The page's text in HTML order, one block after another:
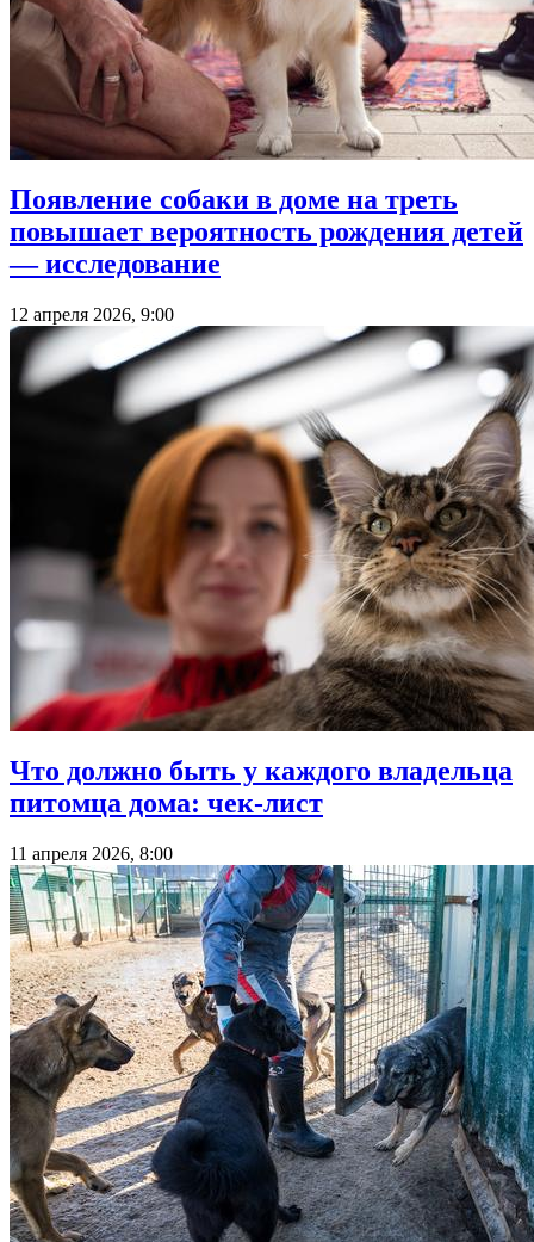
Появление собаки в доме на треть
повышает вероятность рождения детей
— исследование
12 апреля 2026, 9:00
Что должно быть у каждого владельца
питомца дома: чек-лист
11 апреля 2026, 8:00